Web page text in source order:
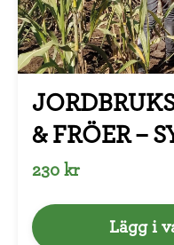
& FRÖER –
230 kr
Lägg i